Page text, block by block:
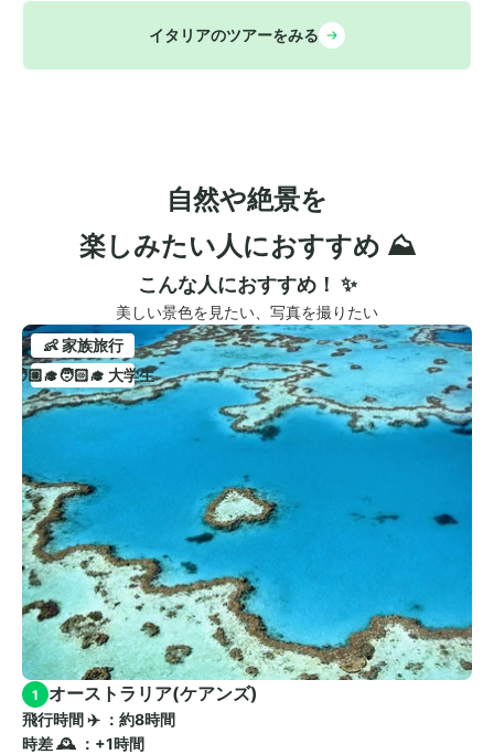
イタリアのツアーをみる
自然や絶景を
楽しみたい人におすすめ ⛰️
こんな人におすすめ！ ✨
美しい景色を見たい、写真を撮りたい
👶 家族旅行
🧑🏼‍🎓🧑🏻‍🎓 大学生
1 オーストラリア(ケアンズ)
飛行時間 ✈️ ：約8時間
時差 🕰️ ：+1時間